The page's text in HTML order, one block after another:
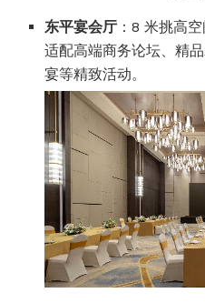
东平宴会厅 ：8 米挑高
适配高端商务论坛、精
宴等精致活动。